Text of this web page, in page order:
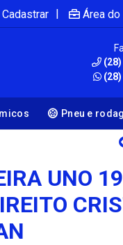
| Área
Pneu e
UNO